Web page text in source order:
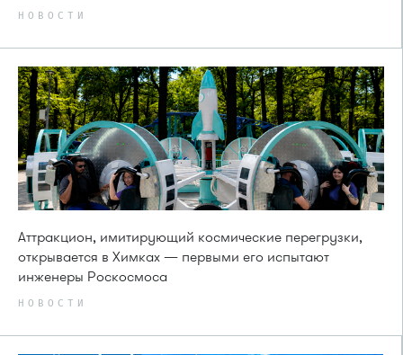
НОВОСТИ
Аттракцион, имитирующий космические перегрузки,
открывается в Химках — первыми его испытают
инженеры Роскосмоса
НОВОСТИ